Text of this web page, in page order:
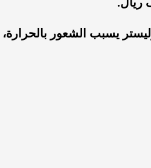
يسبب الشعور بالحرارة،